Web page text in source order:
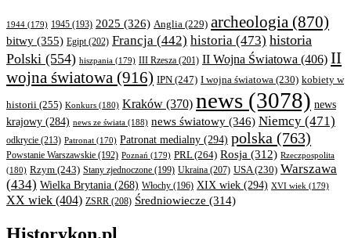
1944 (179) 1945 (193) 2025 (326) Anglia (229) archeologia (870)
bitwy (355) Egipt(202) Francja (442) historia (473) historia
Polski (554) hiszpania (179) III Rzesza (201) II Wojna Światowa (406) II
wojna światowa (916) IPN (247) I wojna światowa (230) kobiety w
historii (255) Konkurs (180) Kraków (370) news (3078) news
krajowy (284) news ze świata (188) news światowy (346) Niemcy (471)
odkrycie (213) Patronat (170) Patronat medialny (294) polska (763)
Powstanie Warszawskie (192) Poznań (179) PRL(264) Rosja (312) Rzeczpospolita
(180) Rzym (243) Stany zjednoczone (199) Ukraina (207) USA(230) Warszawa
(434) Wielka Brytania (268) Włochy (196) XIX wiek (294) XVI wiek (179)
XX wiek (404) ZSRR (208) Średniowiecze (314)